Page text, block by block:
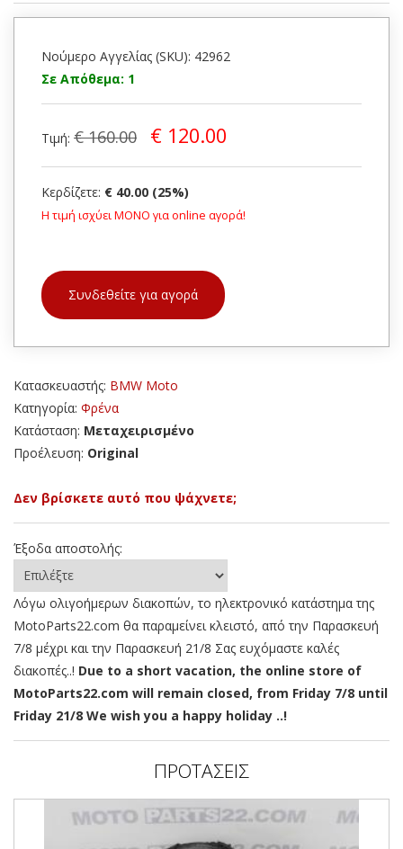
Νούμερο Αγγελίας (SKU): 42962
Σε Απόθεμα: 1
Τιμή: € 160.00 € 120.00
Κερδίζετε: € 40.00 (25%)
Η τιμή ισχύει ΜΟΝΟ για online αγορά!
Συνδεθείτε για αγορά
Κατασκευαστής: BMW Moto
Κατηγορία: Φρένα
Κατάσταση: Μεταχειρισμένο
Προέλευση: Original
Δεν βρίσκετε αυτό που ψάχνετε;
Έξοδα αποστολής:
Λόγω ολιγοήμερων διακοπών, το ηλεκτρονικό κατάστημα της
MotoParts22.com θα παραμείνει κλειστό, από την Παρασκευή
7/8 μέχρι και την Παρασκευή 21/8 Σας ευχόμαστε καλές
διακοπές..! Due to a short vacation, the online store of
MotoParts22.com will remain closed, from Friday 7/8 until
Friday 21/8 We wish you a happy holiday ..!
ΠΡΟΤΑΣΕΙΣ